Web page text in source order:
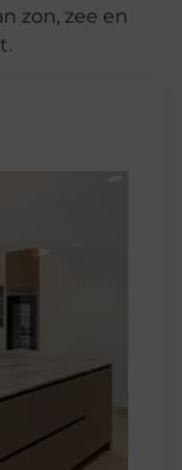
zon, zee en